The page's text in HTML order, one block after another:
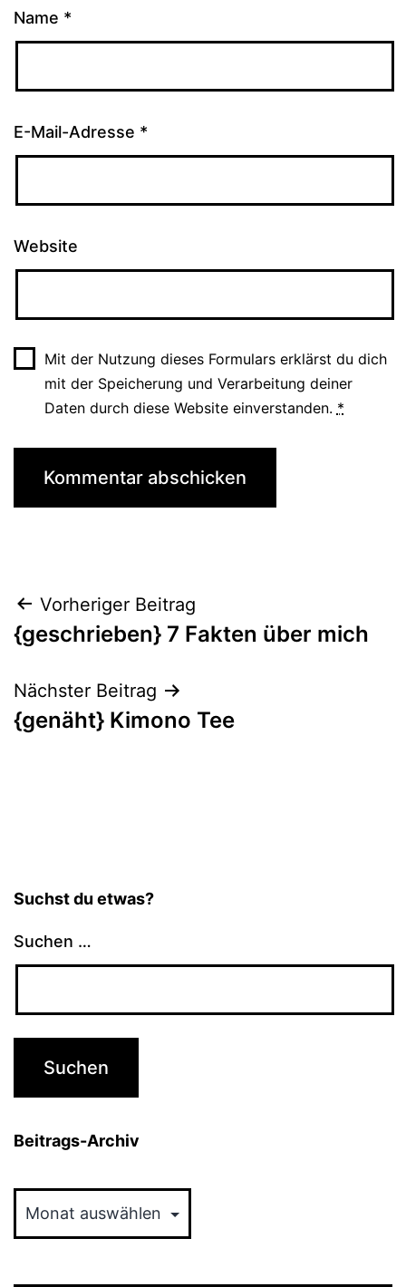
Name *
E-Mail-Adresse *
Website
Mit der Nutzung dieses Formulars erklärst du dich
mit der Speicherung und Verarbeitung deiner
Daten durch diese Website einverstanden. *
Beitragsnavigation
Vorheriger Beitrag
{geschrieben} 7 Fakten über mich
Nächster Beitrag
{genäht} Kimono Tee
Suchst du etwas?
Suchen …
Beitrags-Archiv
Archiv